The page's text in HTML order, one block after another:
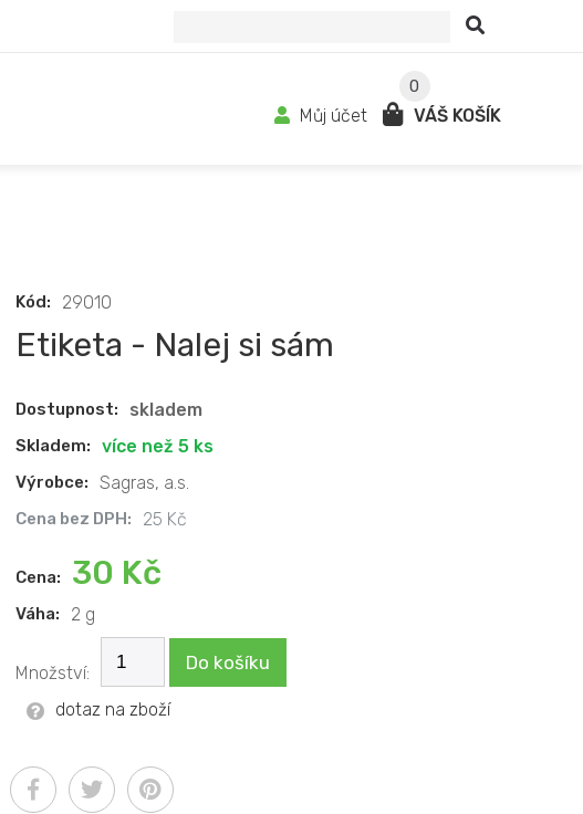
0
Můj účet VÁŠ KOŠÍK
Kód: 29010
Etiketa - Nalej si sám
Dostupnost: skladem
Skladem: více než 5 ks
Výrobce: Sagras, a.s.
Cena bez DPH: 25 Kč
Cena: 30 Kč
Váha: 2 g
Množství: Do košíku
dotaz na zboží